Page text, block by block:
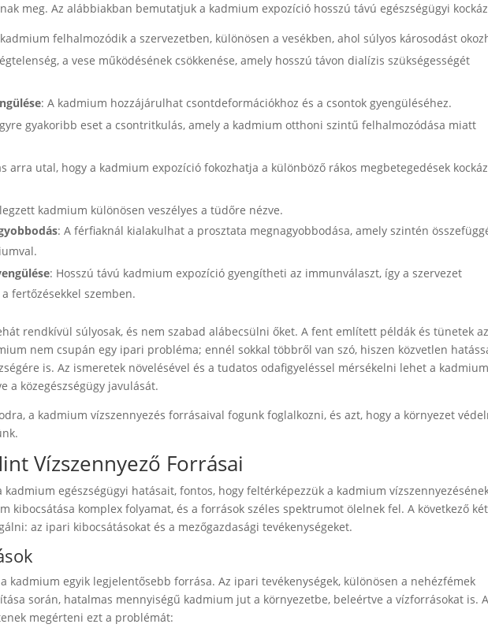
meg. Az alábbiakban bemutatjuk a kadmium expozíció hosszú távú egészségügyi
felhalmozódik a szervezetben, különösen a vesékben, ahol súlyos károsodást
a vese működésének csökkenése, amely hosszú távon dialízis szükségességét
: A kadmium hozzájárulhat csontdeformációkhoz és a csontok gyengüléséhez.
gyakoribb eset a csontritkulás, amely a kadmium otthoni szintű felhalmozódása miatt
arra utal, hogy a kadmium expozíció fokozhatja a különböző rákos megbetegedések
kadmium különösen veszélyes a tüdőre nézve.
: A férfiaknál kialakulhat a prosztata megnagyobbodása, amely szintén
: Hosszú távú kadmium expozíció gyengítheti az immunválaszt, így a szervezet
fertőzésekkel szemben.
rendkívül súlyosak, és nem szabad alábecsülni őket. A fent említett példák és tünetek
nem csupán egy ipari probléma; ennél sokkal többről van szó, hiszen közvetlen
is. Az ismeretek növelésével és a tudatos odafigyeléssel mérsékelni lehet a kadmium
a közegészségügy javulását.
a kadmium vízszennyezés forrásaival fogunk foglalkozni, és azt, hogy a környezet
Vízszennyező Forrásai
egészségügyi hatásait, fontos, hogy feltérképezzük a kadmium
kibocsátása komplex folyamat, és a források széles spektrumot ölelnek fel. A következő
az ipari kibocsátásokat és a mezőgazdasági tevékenységeket.
kadmium egyik legjelentősebb forrása. Az ipari tevékenységek, különösen a nehézfémek
során, hatalmas mennyiségű kadmium jut a környezetbe, beleértve a vízforrásokat is.
megérteni ezt a problémát: